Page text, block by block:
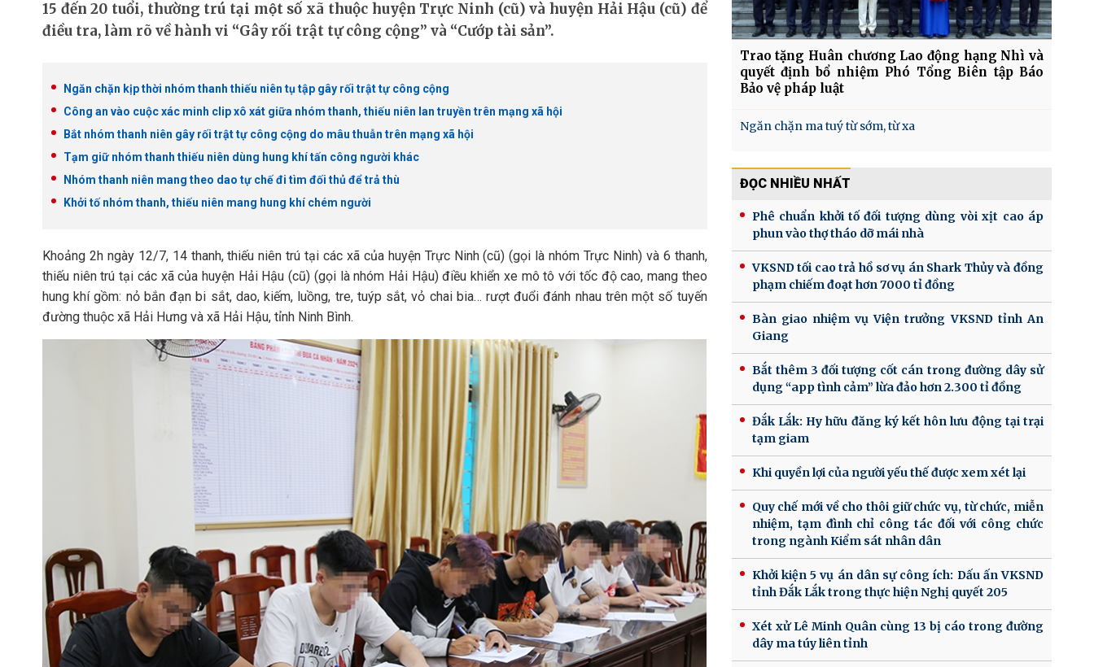
15 đến 20 tuổi, thường trú tại một số xã thuộc huyện Trực Ninh (cũ) và huyện Hải Hậu (cũ) để
điều tra, làm rõ về hành vi “Gây rối trật tự công cộng” và “Cướp tài sản”.
Ngăn chặn kịp thời nhóm thanh thiếu niên tụ tập gây rối trật tự công cộng
Công an vào cuộc xác minh clip xô xát giữa nhóm thanh, thiếu niên lan truyền trên mạng xã hội
Bắt nhóm thanh niên gây rối trật tự công cộng do mâu thuẫn trên mạng xã hội
Tạm giữ nhóm thanh thiếu niên dùng hung khí tấn công người khác
Nhóm thanh niên mang theo dao tự chế đi tìm đối thủ để trả thù
Khởi tố nhóm thanh, thiếu niên mang hung khí chém người
Khoảng 2h ngày 12/7, 14 thanh, thiếu niên trú tại các xã của huyện Trực Ninh (cũ) (gọi là nhóm Trực Ninh) và 6 thanh,
thiếu niên trú tại các xã của huyện Hải Hậu (cũ) (gọi là nhóm Hải Hậu) điều khiển xe mô tô với tốc độ cao, mang theo
hung khí gồm: nỏ bắn đạn bi sắt, dao, kiếm, luồng, tre, tuýp sắt, vỏ chai bia… rượt đuổi đánh nhau trên một số tuyến
đường thuộc xã Hải Hưng và xã Hải Hậu, tỉnh Ninh Bình.
Trao tặng Huân chương Lao động hạng Nhì và
quyết định bổ nhiệm Phó Tổng Biên tập Báo
Bảo vệ pháp luật
Ngăn chặn ma tuý từ sớm, từ xa
ĐỌC NHIỀU NHẤT
Phê chuẩn khởi tố đối tượng dùng vòi xịt cao áp
phun vào thợ tháo dỡ mái nhà
VKSND tối cao trả hồ sơ vụ án Shark Thủy và đồng
phạm chiếm đoạt hơn 7000 tỉ đồng
Bàn giao nhiệm vụ Viện trưởng VKSND tỉnh An
Giang
Bắt thêm 3 đối tượng cốt cán trong đường dây sử
dụng “app tình cảm” lừa đảo hơn 2.300 tỉ đồng
Đắk Lắk: Hy hữu đăng ký kết hôn lưu động tại trại
tạm giam
Khi quyền lợi của người yếu thế được xem xét lại
Quy chế mới về cho thôi giữ chức vụ, từ chức, miễn
nhiệm, tạm đình chỉ công tác đối với công chức
trong ngành Kiểm sát nhân dân
Khởi kiện 5 vụ án dân sự công ích: Dấu ấn VKSND
tỉnh Đắk Lắk trong thực hiện Nghị quyết 205
Xét xử Lê Minh Quân cùng 13 bị cáo trong đường
dây ma túy liên tỉnh